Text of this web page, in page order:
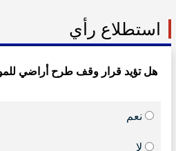
استطلاع رأي
هل تؤيد قرار وقف طرح أراضي
نعم
لا